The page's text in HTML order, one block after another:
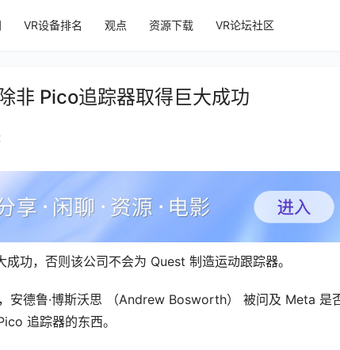
VR设备排名 观点 资源下载 VR论坛社区
非 Pico追踪器取得巨大成功
功，否则该公司不会为 Quest 制造运动跟踪器。
安德鲁·博斯沃思 （Andrew Bosworth） 被问及 Meta 是
追踪器的东西。